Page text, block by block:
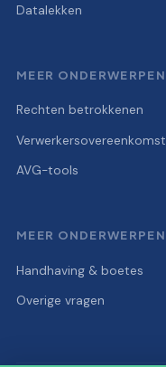
Datalekken
MEER ONDERWERPEN
Rechten betrokkenen
Verwerkersovereenkomst
AVG-tools
MEER ONDERWERPEN
Handhaving & boetes
Overige vragen